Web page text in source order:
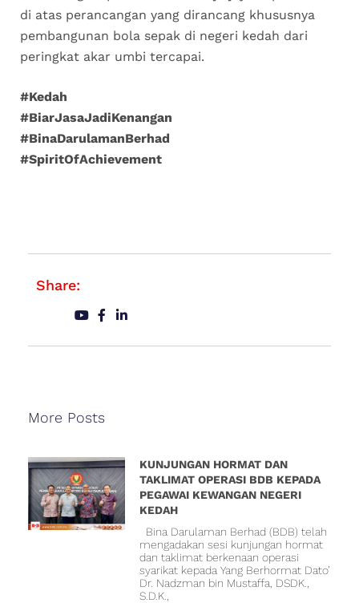
di atas perancangan yang dirancang khususnya
pembangunan bola sepak di negeri kedah dari
peringkat akar umbi tercapai.
#Kedah
#BiarJasaJadiKenangan
#BinaDarulamanBerhad
#SpiritOfAchievement
Share:
More Posts
KUNJUNGAN HORMAT DAN
TAKLIMAT OPERASI BDB KEPADA
PEGAWAI KEWANGAN NEGERI
KEDAH
Bina Darulaman Berhad (BDB) telah
mengadakan sesi kunjungan hormat
dan taklimat berkenaan operasi
syarikat kepada Yang Berhormat Dato’
Dr. Nadzman bin Mustaffa, DSDK.,
S.D.K.,